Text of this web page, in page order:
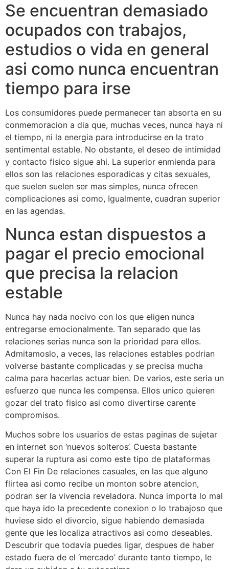
Se encuentran demasiado
ocupados con trabajos,
estudios o vida en general
asi­ como nunca encuentran
tiempo para irse
Los consumidores puede permanecer tan absorta en su
conmemoracion a dia que, muchas veces, nunca haya ni
el tiempo, ni la energia para introducirse en la trato
sentimental estable. No obstante, el deseo de intimidad
y contacto fisico sigue ahi. La superior enmienda para
ellos son las relaciones esporadicas y citas sexuales,
que suelen suelen ser mas simples, nunca ofrecen
complicaciones asi­ como, Igualmente, cuadran superior
en las agendas.
Nunca estan dispuestos a
pagar el precio emocional
que precisa la relacion
estable
Nunca hay nada nocivo con los que eligen nunca
entregarse emocionalmente. Tan separado que las
relaciones serias nunca son la prioridad para ellos.
Admitamoslo, a veces, las relaciones estables podri­an
volverse bastante complicadas y se precisa mucha
calma para hacerlas actuar bien. De varios, este seri­a un
esfuerzo que nunca les compensa. Ellos unico quieren
gozar del trato fisico asi­ como divertirse carente
compromisos.
Muchos sobre los usuarios de estas paginas de sujetar
en internet son ‘nuevos solteros’. Cuesta bastante
superar la ruptura asi­ como este tipo de plataformas
Con El Fin De relaciones casuales, en las que alguno
flirtea asi­ como recibe un monton sobre atencion,
podran ser la vivencia reveladora. Nunca importa lo mal
que haya ido la precedente conexion o lo trabajoso que
huviese sido el divorcio, sigue habiendo demasiada
gente que les localiza atractivos asi­ como deseables.
Descubrir que todavia puedes ligar, despues de haber
estado fuera de el ‘mercado’ durante tanto tiempo, le